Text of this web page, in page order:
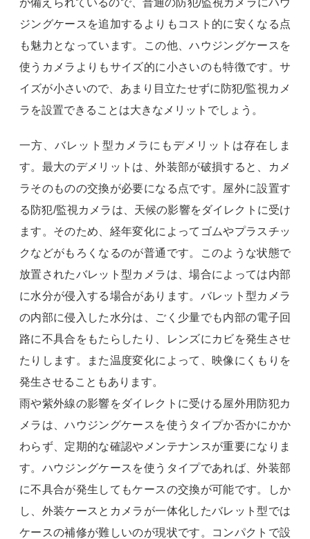
ジングケースを追加するよりもコスト的に安くなる点
も魅力となっています。この他、ハウジングケースを
使うカメラよりもサイズ的に小さいのも特徴です。サ
イズが小さいので、あまり目立たせずに防犯/監視カメ
ラを設置できることは大きなメリットでしょう。
一方、バレット型カメラにもデメリットは存在しま
す。最大のデメリットは、外装部が破損すると、カメ
ラそのものの交換が必要になる点です。屋外に設置す
る防犯/監視カメラは、天候の影響をダイレクトに受け
ます。そのため、経年変化によってゴムやプラスチッ
クなどがもろくなるのが普通です。このような状態で
放置されたバレット型カメラは、場合によっては内部
に水分が侵入する場合があります。バレット型カメラ
の内部に侵入した水分は、ごく少量でも内部の電子回
路に不具合をもたらしたり、レンズにカビを発生させ
たりします。また温度変化によって、映像にくもりを
発生させることもあります。
雨や紫外線の影響をダイレクトに受ける屋外用防犯カ
メラは、ハウジングケースを使うタイプか否かにかか
わらず、定期的な確認やメンテナンスが重要になりま
す。ハウジングケースを使うタイプであれば、外装部
に不具合が発生してもケースの交換が可能です。しか
し、外装ケースとカメラが一体化したバレット型では
ケースの補修が難しいのが現状です。コンパクトで設